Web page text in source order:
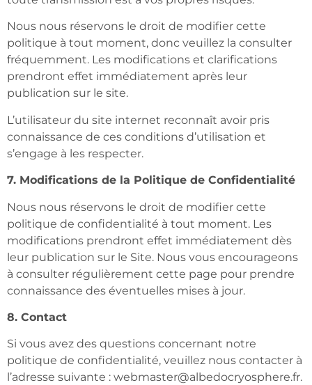
Nous nous réservons le droit de modifier cette
politique à tout moment, donc veuillez la consulter
fréquemment. Les modifications et clarifications
prendront effet immédiatement après leur
publication sur le site.
L’utilisateur du site internet reconnaît avoir pris
connaissance de ces conditions d’utilisation et
s’engage à les respecter.
7. Modifications de la Politique de Confidentialité
Nous nous réservons le droit de modifier cette
politique de confidentialité à tout moment. Les
modifications prendront effet immédiatement dès
leur publication sur le Site. Nous vous encourageons
à consulter régulièrement cette page pour prendre
connaissance des éventuelles mises à jour.
8. Contact
Si vous avez des questions concernant notre
politique de confidentialité, veuillez nous contacter à
l’adresse suivante : webmaster@albedocryosphere.fr.